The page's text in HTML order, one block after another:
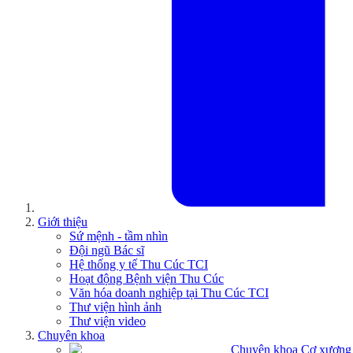
Giới thiệu
Sứ mệnh - tầm nhìn
Đội ngũ Bác sĩ
Hệ thống y tế Thu Cúc TCI
Hoạt động Bệnh viện Thu Cúc
Văn hóa doanh nghiệp tại Thu Cúc TCI
Thư viện hình ảnh
Thư viện video
Chuyên khoa
Chuyên khoa Cơ